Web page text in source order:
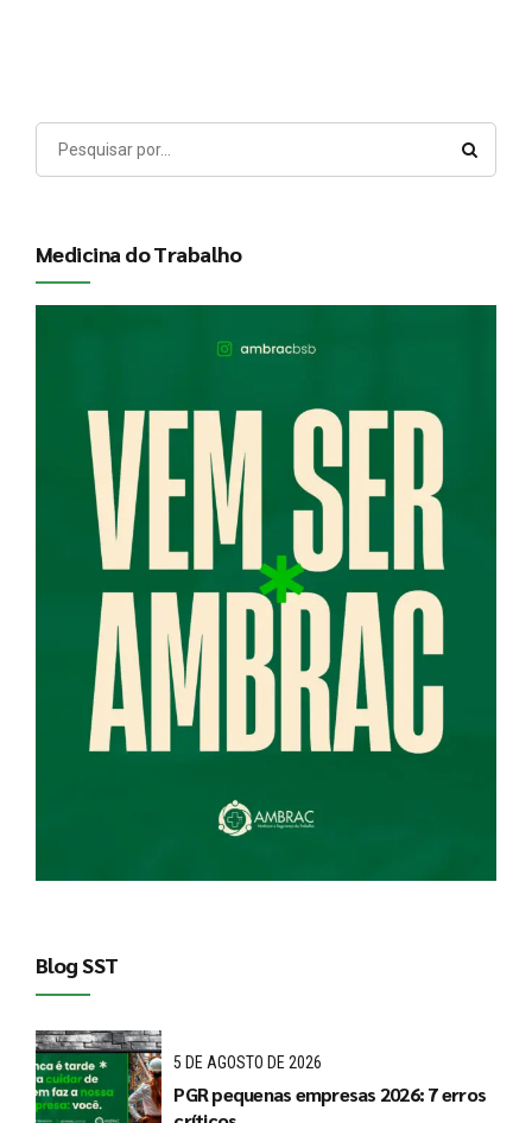
Medicina do Trabalho
Blog SST
5 DE AGOSTO DE 2026
PGR pequenas empresas 2026: 7 erros